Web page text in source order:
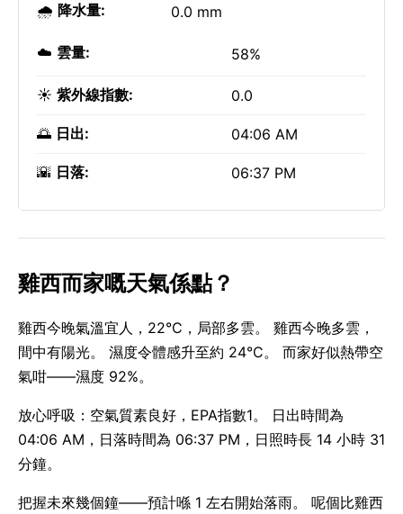
🌧️ 降水量: 0.0 mm
☁️ 雲量: 58%
☀️ 紫外線指數: 0.0
🌅 日出: 04:06 AM
🌇 日落: 06:37 PM
雞西而家嘅天氣係點？
雞西今晚氣溫宜人，22°C，局部多雲。 雞西今晚多雲，
間中有陽光。 濕度令體感升至約 24°C。 而家好似熱帶空
氣咁——濕度 92%。
放心呼吸：空氣質素良好，EPA指數1。 日出時間為
04:06 AM，日落時間為 06:37 PM，日照時長 14 小時 31
分鐘。
把握未來幾個鐘——預計喺 1 左右開始落雨。 呢個比雞西